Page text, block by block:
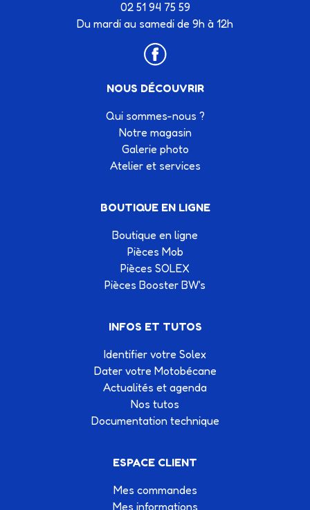
02 51 94 75 59
Du mardi au samedi de 9h à 12h
NOUS DÉCOUVRIR
Qui sommes-nous ?
Notre magasin
Galerie photo
Atelier et services
BOUTIQUE EN LIGNE
Boutique en ligne
Pièces Mob
Pièces SOLEX
Pièces Booster BW's
INFOS ET TUTOS
Identifier votre Solex
Dater votre Motobécane
Actualités et agenda
Nos tutos
Documentation technique
ESPACE CLIENT
Mes commandes
Mes informations